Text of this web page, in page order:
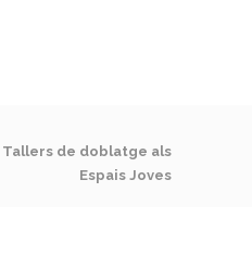
Tallers de doblatge als
Espais Joves